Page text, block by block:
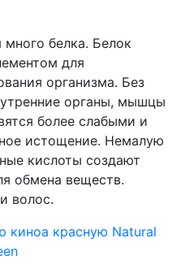
белка. Белок
для
организма. Без
органы, мышцы
более слабыми и
истощение. Немалую
кислоты создают
обмена веществ.
волос.
киноа красную Natural